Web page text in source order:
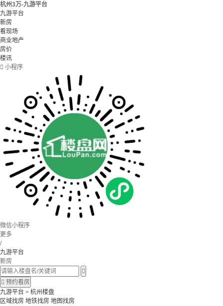
杭州3万-九游平台
九游平台
新房
看现场
商业地产
房价
楼讯
 小程序
微信小程序
更多
/
九游平台
新房

 预约看房
九游平台 > 杭州楼盘
区域找房 地铁找房 地图找房